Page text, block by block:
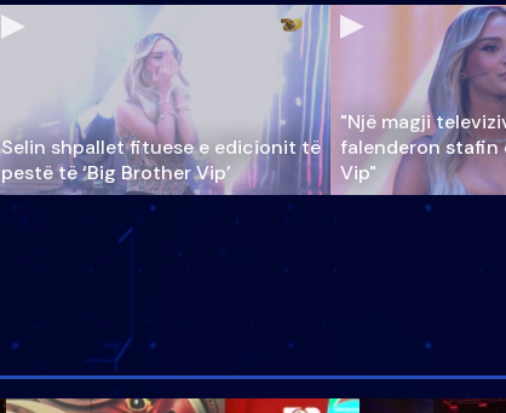
Selin shpallet fituese e edicionit të
pestë të ‘Big Brother Vip’
"Një magji
falenderon stafin
Vip"